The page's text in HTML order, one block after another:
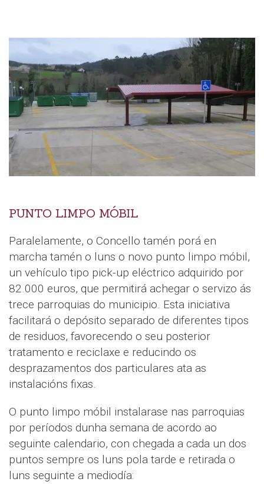
PUNTO LIMPO MÓBIL
Paralelamente, o Concello tamén porá en
marcha tamén o luns o novo punto limpo móbil,
un vehículo tipo pick-up eléctrico adquirido por
82.000 euros, que permitirá achegar o servizo ás
trece parroquias do municipio. Esta iniciativa
facilitará o depósito separado de diferentes tipos
de residuos, favorecendo o seu posterior
tratamento e reciclaxe e reducindo os
desprazamentos dos particulares ata as
instalacións fixas.
O punto limpo móbil instalarase nas parroquias
por períodos dunha semana de acordo ao
seguinte calendario, con chegada a cada un dos
puntos sempre os luns pola tarde e retirada o
luns seguinte a mediodía: